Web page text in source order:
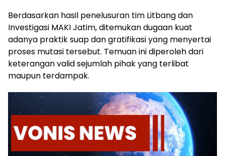
Berdasarkan hasil penelusuran tim Litbang dan
Investigasi MAKI Jatim, ditemukan dugaan kuat
adanya praktik suap dan gratifikasi yang menyertai
proses mutasi tersebut. Temuan ini diperoleh dari
keterangan valid sejumlah pihak yang terlibat
maupun terdampak.